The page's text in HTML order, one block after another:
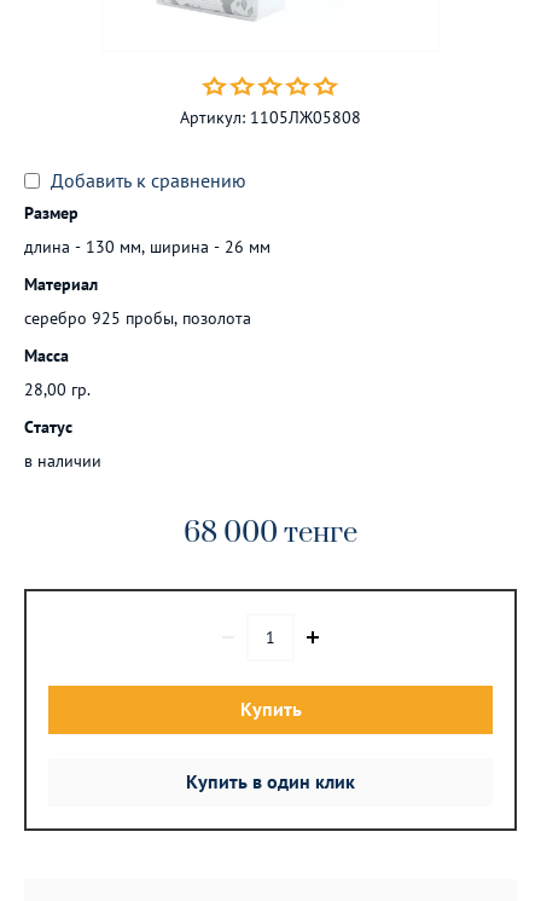
Артикул: 1105ЛЖ05808
Добавить к сравнению
Размер
длина - 130 мм, ширина - 26 мм
Материал
серебро 925 пробы, позолота
Масса
28,00 гр.
Статус
в наличии
68 000 тенге
Купить
Купить в один клик